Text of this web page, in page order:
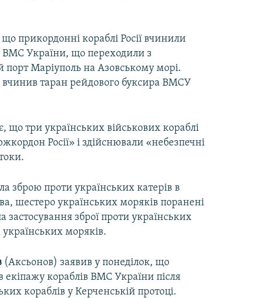
прикордонні кораблі Росії вчинили
ВМС України, що переходили з
порт Маріуполь на Азовському морі.
таран рейдового буксира ВМСУ
що три українських військових кораблі
Росії» і здійснювали «небезпечні
зброю проти українських катерів в
шестеро українських моряків поранені
застосування зброї проти українських
моряків.
(Аксьонов) заявив у понеділок, що
екіпажу кораблів ВМС України після
кораблів у Керченській протоці.